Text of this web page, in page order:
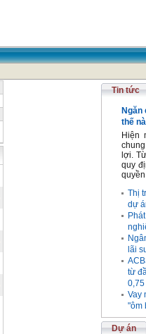
Tin tức
Ngăn
thế
Hiện
lợi.
quy
Thị
dự
lãi
từ
Vay
"ôm
Dự án